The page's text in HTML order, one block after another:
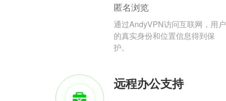
匿名浏览
通过AndyVPN访问互联网，用户
的真实身份和位置信息得到保
护。
远程办公支持